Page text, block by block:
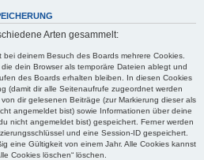
Arten gesammelt:
deinem Besuch des Boards mehrere Cookies.
dein Browser als temporäre Dateien ablegt und
des Boards erhalten bleiben. In diesen Cookies
(damit dir alle Seitenaufrufe zugeordnet werden
dir gelesenen Beiträge (zur Markierung dieser als
angemeldet bist) sowie Informationen über deine
nicht angemeldet bist) gespeichert. Ferner werden
und eine Session-ID gespeichert.
eine Gültigkeit von einem Jahr. Alle Cookies kannst
Cookies löschen“ löschen.